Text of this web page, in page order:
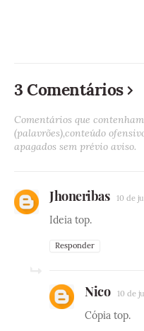
3 Comentários
Comentários que
(palavrões),conteúdo
apagados sem prévio aviso.
Jhoneribas 10 de
Ideia top.
Responder
Nico 10 de
Cópia top.